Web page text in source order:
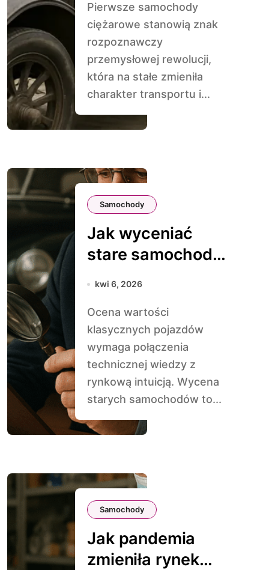
Pierwsze samochody
ciężarowe stanowią znak
rozpoznawczy
przemysłowej rewolucji,
która na stałe zmieniła
charakter transportu i...
Samochody
Jak wyceniać
stare samochody
– poradnik dla
kwi 6, 2026
Ocena wartości
klasycznych pojazdów
wymaga połączenia
technicznej wiedzy z
rynkową intuicją. Wycena
starych samochodów to...
Samochody
Jak pandemia
zmieniła rynek